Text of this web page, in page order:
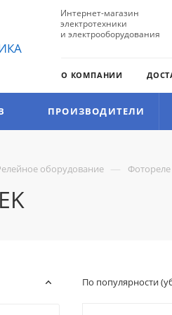
Интернет-магазин
электротехники
и электрооборудования
О КОМПАНИИ
ПРОИЗВОДИТЕЛИ
оборудование — Фотореле
По популярности